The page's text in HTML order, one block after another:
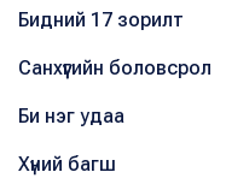
Бидний 17 зорилт
Санхүүгийн боловсрол
Би нэг удаа
Хүний багш